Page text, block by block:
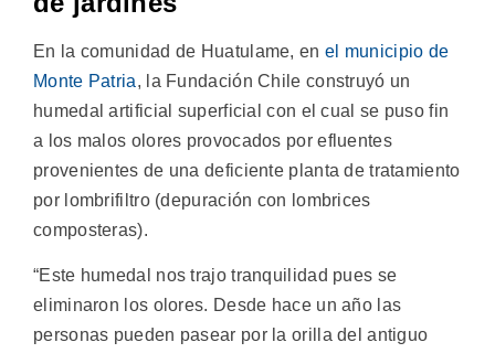
En la comunidad de Huatulame, en el municipio de
Monte Patria, la Fundación Chile construyó un
humedal artificial superficial con el cual se puso fin
a los malos olores provocados por efluentes
provenientes de una deficiente planta de tratamiento
por lombrifiltro (depuración con lombrices
composteras).
“Este humedal nos trajo tranquilidad pues se
eliminaron los olores. Desde hace un año las
personas pueden pasear por la orilla del antiguo